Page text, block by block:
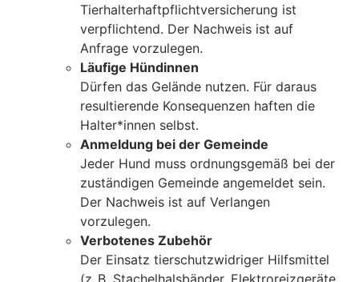
Tierhalterhaftpflichtversicherung ist
verpflichtend. Der Nachweis ist auf
Anfrage vorzulegen.
Läufige Hündinnen
Dürfen das Gelände nutzen. Für daraus
resultierende Konsequenzen haften die
Halter*innen selbst.
Anmeldung bei der Gemeinde
Jeder Hund muss ordnungsgemäß bei der
zuständigen Gemeinde angemeldet sein.
Der Nachweis ist auf Verlangen
vorzulegen.
Verbotenes Zubehör
Der Einsatz tierschutzwidriger Hilfsmittel